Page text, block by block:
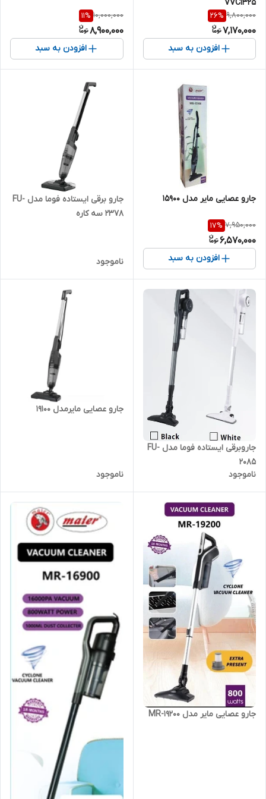
VVC1325
9,800,000
26%
7,170,000
افزودن به سبد
10,000,000
11%
8,900,000
افزودن به سبد
جارو عصایی مایر مدل ۱۵۹۰۰
7,950,000
17%
6,570,000
افزودن به سبد
جارو برقی ایستاده فوما مدل FU-
2378 سه کاره
ناموجود
جاروبرقی ایستاده فوما مدل FU-
2085
ناموجود
جارو عصایی مایرمدل 19100
ناموجود
جارو عصایی مایر مدل MR-19200